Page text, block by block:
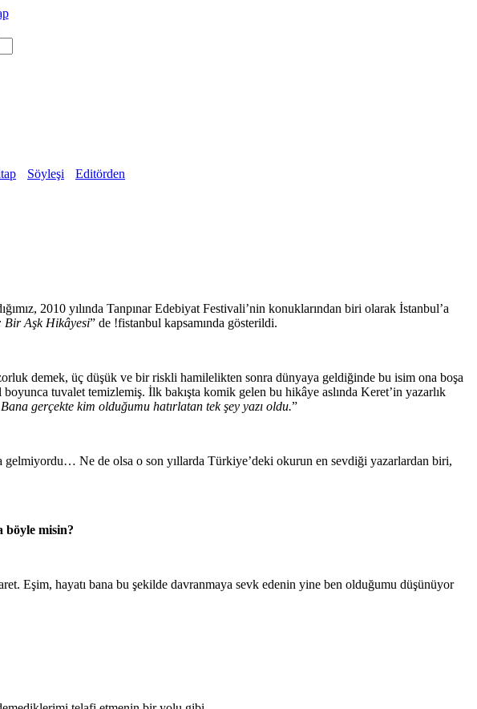
Söyleşi
Editörden
2010 yılında Tanpınar Edebiyat Festivali’nin konuklarından biri olarak İstanbul’a
Bir Aşk Hikâyesi” de !fistanbul kapsamında gösterildi.
demek, üç düşük ve bir riskli hamilelikten sonra dünyaya geldiğinde bu isim ona boşa
tuvalet temizlemiş. İlk bakışta komik gelen bu hikâye aslında Keret’in yazarlık
gerçekte kim olduğumu hatırlatan tek şey yazı oldu.”
gelmiyordu… Ne de olsa o son yıllarda Türkiye’deki okurun en sevdiği yazarlardan biri,
böyle misin?
Eşim, hayatı bana bu şekilde davranmaya sevk edenin yine ben olduğumu düşünüyor